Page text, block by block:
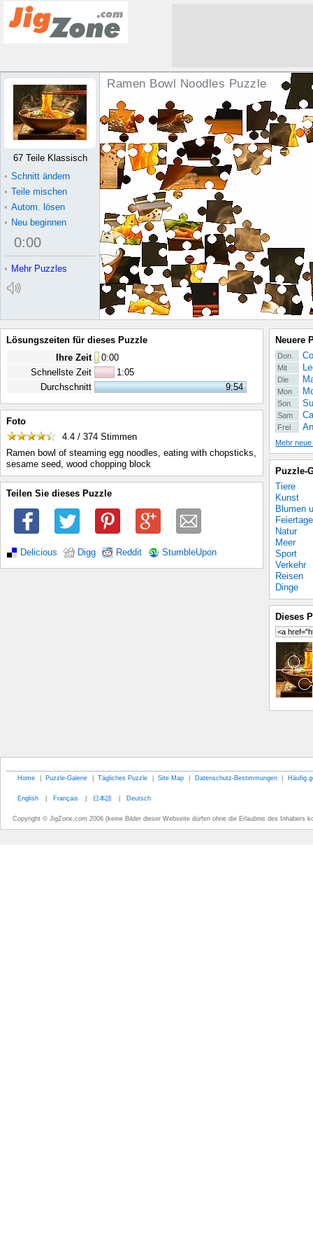
Ramen Bowl Noodles Puzzle
67 Teile Klassisch
• Schnitt ändern
• Teile mischen
• Autom. lösen
• Neu beginnen
0:00
• Mehr Puzzles
Lösungszeiten für dieses Puzzle
Ihre Zeit
0:00
Schnellste Zeit
1:05
Durchschnitt
9:54
Foto
4.4 / 374 Stimmen
Ramen bowl of steaming egg noodles, eating with chopsticks,
sesame seed, wood chopping block
Teilen Sie dieses Puzzle
Delicious Digg Reddit StumbleUpon
Neuere
Don
Mit
Die
Mon
Son
Sam
Frei
Mehr
Puzzle-
Tiere
Kunst
Blumen
Feiertage
Natur
Meer
Sport
Verkehr
Reisen
Dinge
Dieses
Home | Puzzle-Galerie | Tägliches Puzzle | Site Map | Datenschutz-Bestimmungen | Häufig
English | Français | 日本語 | Deutsch
Copyright © JigZone.com 2006 (keine Bilder dieser Webseite dürfen ohne die Erlaubnis des Inhabers